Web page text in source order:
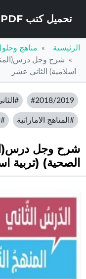
تحميل كتب PDF مجانا – كتب كو
الرئيسية
مناهج
شرح وجل
اسلامية) الثاني عشر
#2018/2019
#المناهج الاماراتية
شرح وجل
الصحية) (تربية